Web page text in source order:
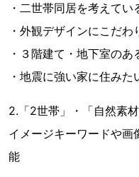
・二世帯同居を考えて
・外観デザインにこだ
・３階建て・地下室の
・地震に強い家に住み
2.「2世帯」・「自然素
イメージキーワードや画
能